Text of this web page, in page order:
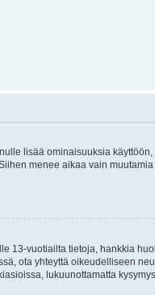
lisää ominaisuuksia käyttöön,
menee aikaa vain
13-vuotiailta tietoja, hankkia
ota yhteyttä oikeudelliseen
lukuunottamatta